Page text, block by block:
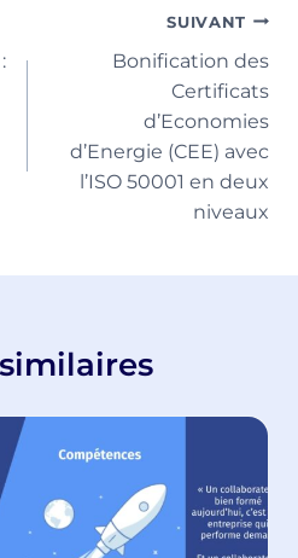
SUIVANT
Bonification des
Certificats
d’Economies
d’Energie (CEE) avec
l’ISO 50001 en deux
niveaux